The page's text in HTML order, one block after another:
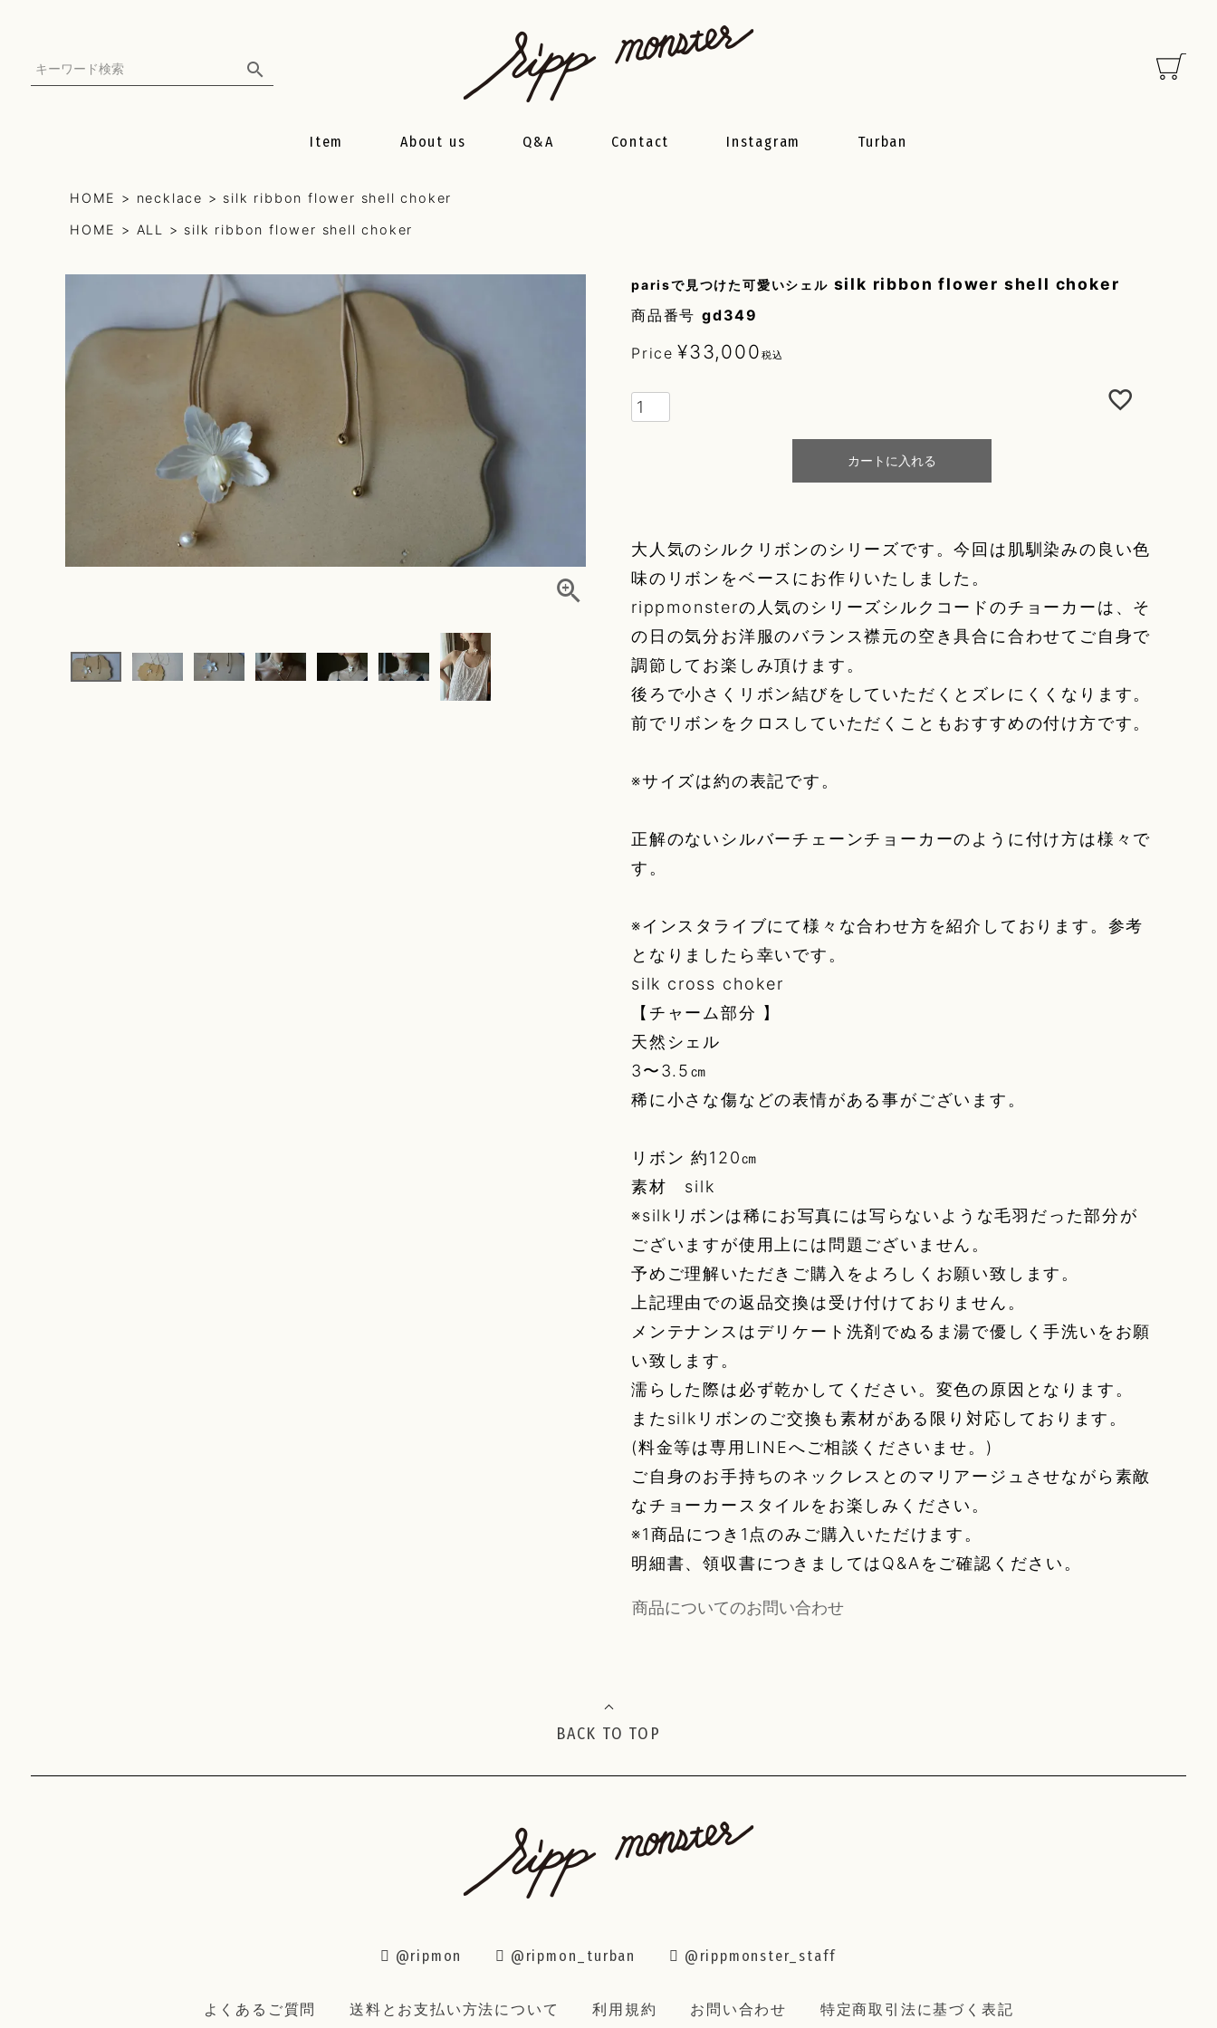
Item
earring
pierce
necklace
mulch can
original bag
hair accessory
(candle jewelry)
rippmonster
vintage
About us Q&A Contact Instagram Turban
HOME necklace silk ribbon flower shell choker
HOME ALL silk ribbon flower shell choker
parisで見つけた可愛いシェル silk ribbon flower shell choker
商品番号 gd349
Price ¥33,000 税込
カートに入れる
大人気のシルクリボンのシリーズです。今回は肌馴染みの良い色
味のリボンをベースにお作りいたしました。
rippmonsterの人気のシリーズシルクコードのチョーカーは、そ
の日の気分お洋服のバランス襟元の空き具合に合わせてご自身で
調節してお楽しみ頂けます。
後ろで小さくリボン結びをしていただくとズレにくくなります。
前でリボンをクロスしていただくこともおすすめの付け方です。
※サイズは約の表記です。
正解のないシルバーチェーンチョーカーのように付け方は様々で
す。
※インスタライブにて様々な合わせ方を紹介しております。参考
となりましたら幸いです。
silk cross choker
【チャーム部分 】
天然シェル
3〜3.5㎝
稀に小さな傷などの表情がある事がございます。
リボン 約120㎝
素材 silk
※silkリボンは稀にお写真には写らないような毛羽だった部分が
ございますが使用上には問題ございません。
予めご理解いただきご購入をよろしくお願い致します。
上記理由での返品交換は受け付けておりません。
メンテナンスはデリケート洗剤でぬるま湯で優しく手洗いをお願
い致します。
濡らした際は必ず乾かしてください。変色の原因となります。
またsilkリボンのご交換も素材がある限り対応しております。
(料金等は専用LINEへご相談くださいませ。)
ご自身のお手持ちのネックレスとのマリアージュさせながら素敵
なチョーカースタイルをお楽しみください。
※1商品につき1点のみご購入いただけます。
明細書、領収書につきましてはQ&Aをご確認ください。
商品についてのお問い合わせ
BACK TO TOP
@ripmon @ripmon_turban @rippmonster_staff
よくあるご質問 送料とお支払い方法について 利用規約 お問い合わせ 特定商取引法に基づく表記